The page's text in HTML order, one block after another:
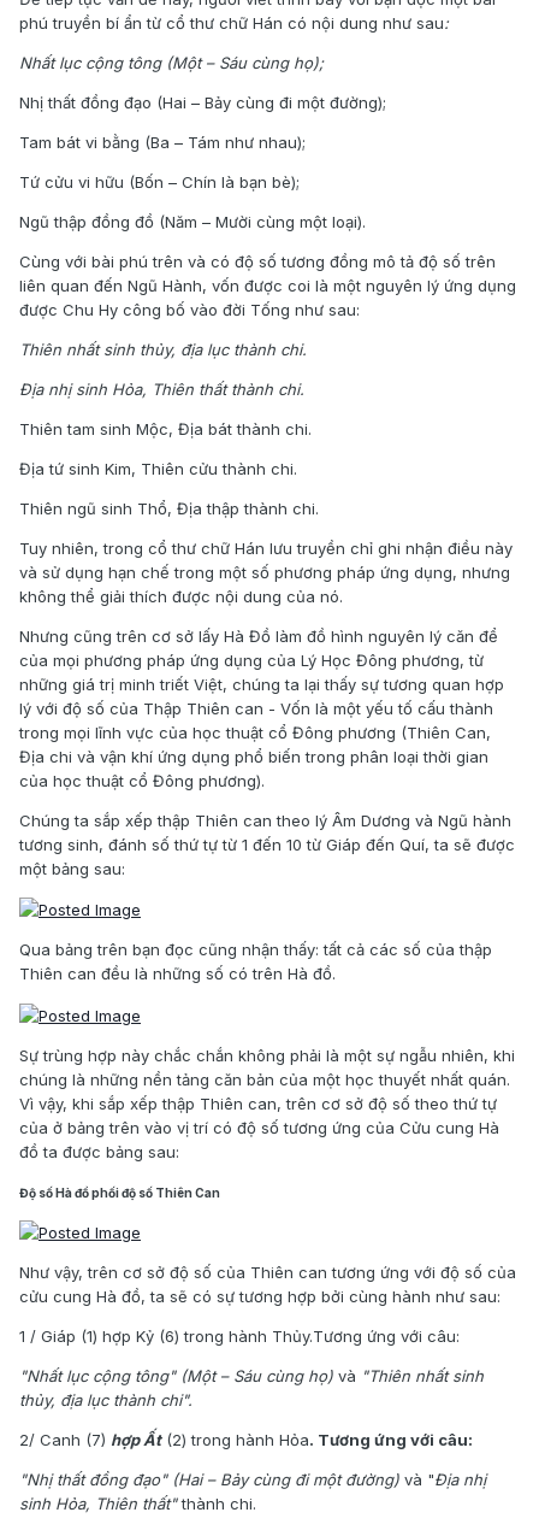
phú truyền bí ẩn từ cổ thư chữ Hán có nội dung như sau:
Nhất lục cộng tông (Một – Sáu cùng họ);
Nhị thất đồng đạo (Hai – Bảy cùng đi một đường);
Tam bát vi bằng (Ba – Tám như nhau);
Tứ cửu vi hữu (Bốn – Chín là bạn bè);
Ngũ thập đồng đồ (Năm – Mười cùng một loại).
Cùng với bài phú trên và có độ số tương đồng mô tả độ số trên
liên quan đến Ngũ Hành, vốn được coi là một nguyên lý ứng dụng
được Chu Hy công bố vào đời Tống như sau:
Thiên nhất sinh thủy, địa lục thành chi.
Địa nhị sinh Hỏa, Thiên thất thành chi.
Thiên tam sinh Mộc, Địa bát thành chi.
Địa tứ sinh Kim, Thiên cửu thành chi.
Thiên ngũ sinh Thổ, Địa thập thành chi.
Tuy nhiên, trong cổ thư chữ Hán lưu truyền chỉ ghi nhận điều này
và sử dụng hạn chế trong một số phương pháp ứng dụng, nhưng
không thể giải thích được nội dung của nó.
Nhưng cũng trên cơ sở lấy Hà Đồ làm đồ hình nguyên lý căn để
của mọi phương pháp ứng dụng của Lý Học Đông phương, từ
những giá trị minh triết Việt, chúng ta lại thấy sự tương quan hợp
lý với độ số của Thập Thiên can - Vốn là một yếu tố cấu thành
trong mọi lĩnh vực của học thuật cổ Đông phương (Thiên Can,
Địa chi và vận khí ứng dụng phổ biến trong phân loại thời gian
của học thuật cổ Đông phương).
Chúng ta sắp xếp thập Thiên can theo lý Âm Dương và Ngũ hành
tương sinh, đánh số thứ tự từ 1 đến 10 từ Giáp đến Quí, ta sẽ được
một bảng sau:
Qua bảng trên bạn đọc cũng nhận thấy: tất cả các số của thập
Thiên can đều là những số có trên Hà đồ.
Sự trùng hợp này chắc chắn không phải là một sự ngẫu nhiên, khi
chúng là những nền tảng căn bản của một học thuyết nhất quán.
Vì vậy, khi sắp xếp thập Thiên can, trên cơ sở độ số theo thứ tự
của ở bảng trên vào vị trí có độ số tương ứng của Cửu cung Hà
đồ ta được bảng sau:
Độ số Hà đồ phối độ số Thiên Can
Như vậy, trên cơ sở độ số của Thiên can tương ứng với độ số của
cửu cung Hà đồ, ta sẽ có sự tương hợp bởi cùng hành như sau:
1 / Giáp (1) hợp Kỷ (6) trong hành Thủy.Tương ứng với câu:
"Nhất lục cộng tông" (Một – Sáu cùng họ) và "Thiên nhất sinh
thủy, địa lục thành chi".
2/ Canh (7) hợp Ất(2) trong hành Hỏa. Tương ứng với câu:
"Nhị thất đồng đạo" (Hai – Bảy cùng đi một đường) và "Địa nhị
sinh Hỏa, Thiên thất"thành chi.